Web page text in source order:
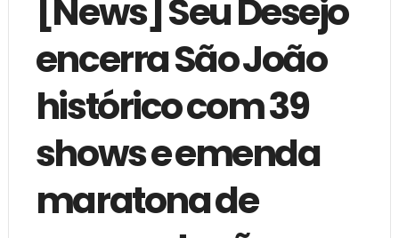
[News] Seu Desejo
encerra São João
histórico com 39
shows e emenda
maratona de